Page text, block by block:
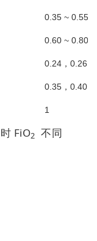
0.35 ~ 0.55*
0.60 ~ 0.80*
0.24，0.26
0.35，0.40
1
FiO2 不同